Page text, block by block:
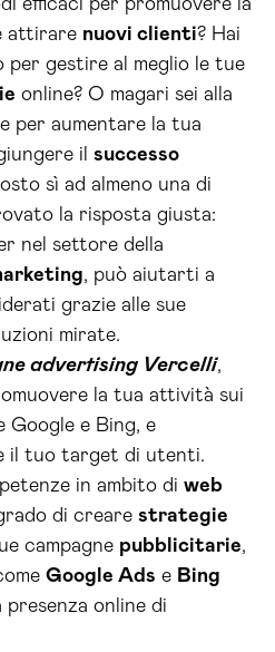
efficaci per promuovere la
attirare nuovi clienti? Hai
per gestire al meglio le tue
online? O magari sei alla
per aumentare la tua
il successo
sì ad almeno una di
la risposta giusta:
nel settore della
, può aiutarti a
grazie alle sue
mirate.
advertising Vercelli,
la tua attività sui
Google e Bing, e
il tuo target di utenti.
in ambito di web
di creare strategie
campagne pubblicitarie,
Google Ads e Bing
online di